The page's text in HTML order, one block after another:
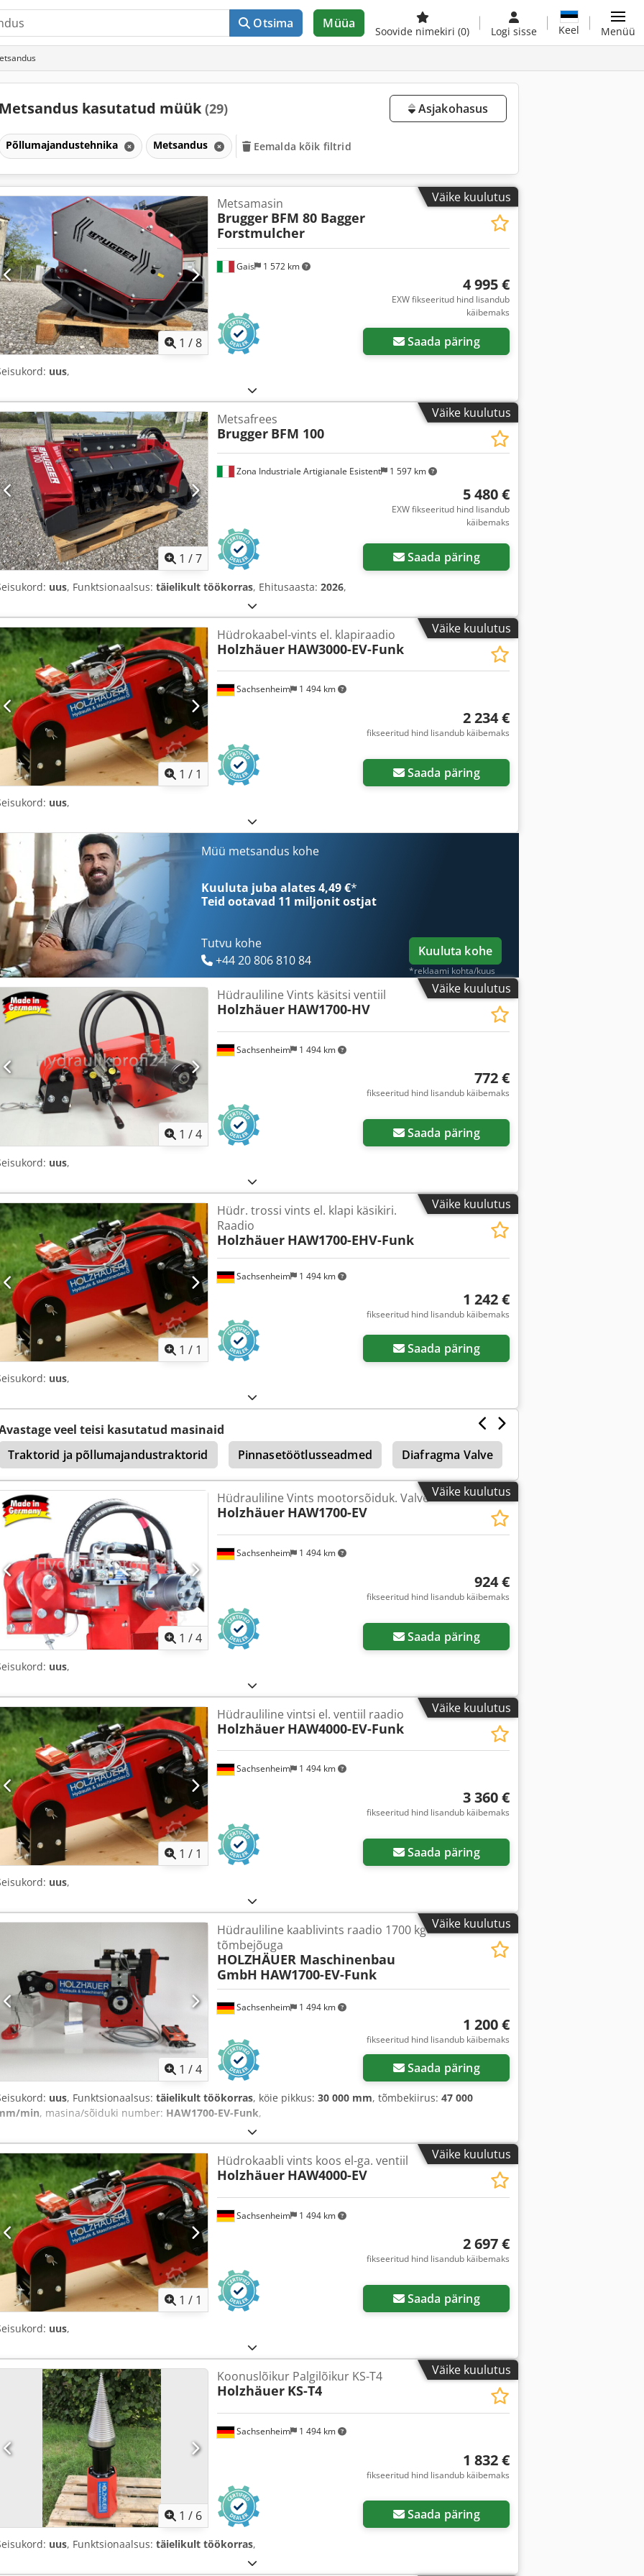
Otsima Müüa
Soovide nimekiri (0) Logi sisse Keel Menüü
Metsandus kasutatud müük (29) Asjakohasus
Põllumajandustehnika Metsandus Eemalda kõik filtrid
Väike kuulutus
1 /8
Gais 1 572 km
Metsamasin
Brugger BFM 80 Bagger
Forstmulcher
4 995 €
EXW fikseeritud hind lisandub
käibemaks
Saada päring
uus,
Väike kuulutus
1 /7
Zona Industriale Artigianale Esistent 1 597 km
Metsafrees
Brugger BFM 100
5 480 €
EXW fikseeritud hind lisandub
käibemaks
Saada päring
uus, Funktsionaalsus: täielikult töökorras, Ehitusaasta: 2026,
Väike kuulutus
1 / 1
Sachsenheim 1 494 km
Hüdrokaabel-vints el. klapiraadio
Holzhäuer HAW3000-EV-Funk
2 234 €
fikseeritud hind lisandub käibemaks
Saada päring
uus,
Müü metsandus kohe
Kuuluta juba alates 4,49 €*
Teid ootavad 11 miljonit ostjat
Tutvu kohe
+44 20 806 810 84
Kuuluta kohe
*reklaami kohta/kuus
Väike kuulutus
1 /4
Sachsenheim 1 494 km
Hüdrauliline Vints käsitsi ventiil
Holzhäuer HAW1700-HV
772 €
fikseeritud hind lisandub käibemaks
Saada päring
uus,
Väike kuulutus
1 / 1
Sachsenheim 1 494 km
Hüdr. trossi vints el. klapi käsikiri.
Raadio
Holzhäuer HAW1700-EHV-Funk
1 242 €
fikseeritud hind lisandub käibemaks
Saada päring
uus,
veel teisi kasutatud masinaid
Traktorid ja põllumajandustraktorid
Pinnasetöötlusseadmed Diafragma Valve
Väike kuulutus
1 /4
Sachsenheim 1 494 km
Hüdrauliline Vints mootorsõiduk. Valve
Holzhäuer HAW1700-EV
924 €
fikseeritud hind lisandub käibemaks
Saada päring
uus,
Väike kuulutus
1 / 1
Sachsenheim 1 494 km
Hüdrauliline vintsi el. ventiil raadio
Holzhäuer HAW4000-EV-Funk
3 360 €
fikseeritud hind lisandub käibemaks
Saada päring
uus,
Väike kuulutus
1 /4
Sachsenheim 1 494 km
Hüdrauliline kaablivints raadio 1700 kg
tõmbejõuga
HOLZHÄUER Maschinenbau
GmbH HAW1700-EV-Funk
1 200 €
fikseeritud hind lisandub käibemaks
Saada päring
uus, Funktsionaalsus: täielikult töökorras, köie pikkus: 30 000 mm, tõmbekiirus: 47 000
min, masina/sõiduki number: HAW1700-EV-Funk,
Väike kuulutus
1 / 1
Sachsenheim 1 494 km
Hüdrokaabli vints koos el-ga. ventiil
Holzhäuer HAW4000-EV
2 697 €
fikseeritud hind lisandub käibemaks
Saada päring
uus,
Väike kuulutus
1 / 6
Sachsenheim 1 494 km
Koonuslõikur Palgilõikur KS-T4
Holzhäuer KS-T4
1 832 €
fikseeritud hind lisandub käibemaks
Saada päring
uus, Funktsionaalsus: täielikult töökorras,